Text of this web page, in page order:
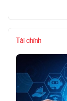
Tài chính